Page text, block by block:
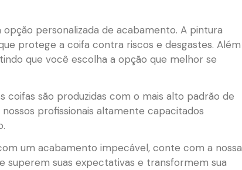
personalizada de acabamento. A pintura
protege a coifa contra riscos e desgastes. Além
que você escolha a opção que melhor se
são produzidas com o mais alto padrão de
profissionais altamente capacitados
um acabamento impecável, conte com a nossa
suas expectativas e transformem sua